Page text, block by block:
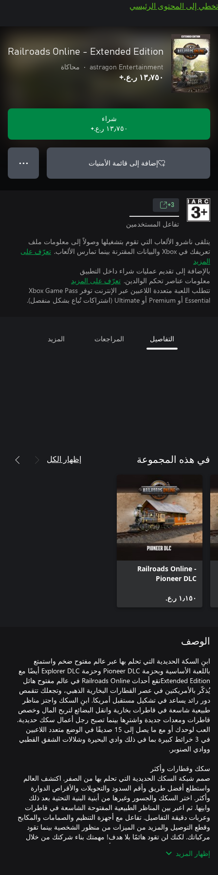
تخطي إلى المحتوى الرئيسي
Railroads Online - Extended Edition
astragon Entertainment
• محاكاة
١٣٫٧٥٠ ر.ع.‏+
شراء
١٣٫٧٥٠ ر.ع.‏+
إضافة إلى قائمة الأمنيات ● ● ●
3+
تفاعل المستخدمين
يتلقى ناشرو الألعاب التي تقوم بتشغيلها وصولاً إلى معلومات ملف
تعريفك في Xbox والبيانات المقترنة بينما تمارس الألعاب.
تعرّف على
المزيد
بالإضافة إلى تقديم عمليات شراء داخل التطبيق
معلومات عناصر تحكم الوالدين. تعرّف على المزيد
تتطلب اللعبة متعددة اللاعبين عبر الإنترنت توفر Xbox Game Pass
Essential أو Premium أو Ultimate (اشتراكات تُباع بشكل منفصل).
التفاصيل المراجعات المزيد
في هذه المجموعة إظهار الكل
Railroads Online -
Pioneer DLC
١٫١٥٠ ر.ع.‏
الوصف
ابنِ السكة الحديدية التي تحلم بها عبر عالم مفتوح ضخم واستمتع
باللعبة الأساسية وبحزمة Pioneer DLC وحزمة Explorer DLC أيضًا مع
Extended Editionتقع أحداث Railroads Online في عالم مفتوح هائل
يُذكّر بالأمريكتين في عصر القطارات البخارية الذهبي، وتجعلك تتقمص
دور رائد يساعد في تشكيل مستقبل أمريكا. ابنِ السكك واجتز مناظر
طبيعية شاسعة في قاطرات بخارية وانقل البضائع لتربح المال وخصص
قاطرات ومعدات جديدة واشترِها بينما تصبح رجل أعمال سكك حديدية.
العب لوحدك أو مع ما يصل إلى 15 صديقًا في الوضع متعدد اللاعبين
في 3 خرائط كبيرة بما في ذلك وادي البحيرة وشلالات الشفق القطبي
صمم شبكة السكك الحديدية التي تحلم بها من الصفر. اكتشف العالم
واستطلع أفضل طريق وأقم السدود والتحويلات والأقراص الدوارة
وأكثر. اختر السكك والجسور وغيرها من أبنية البنية التحتية بعد ذلك
وابنِها. ثم اعبر بين المناظر الطبيعية المفتوحة الشاسعة في قاطرات
وعربات دقيقة التفاصيل. تفاعل مع أجهزة التنظيم والصمامات والمكابح
وقطع التوصيل والمزيد من الميزات من منظور الشخصية بينما تقود
مركباتك. لكنك لن تقود هائمًا بلا هدف! مهمتك بناء شركتك من خلال
نقل البضائع عبر البلد، بما في ذلك الأخشاب والخام والفحم والماشية
والذهب وعناصر حمولات أخرى متنوعة لمجموعة واسعة من الصناعات.
إظهار المزيد